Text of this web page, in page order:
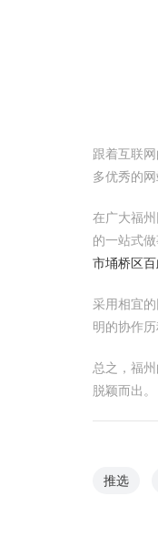
跟着互联
多优秀的
在广大福州
的一站式做
市埇桥区
采用相宜
明的协作
总之，福
脱颖而出。
推选